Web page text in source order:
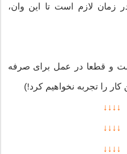
زمان لازم است تا این وان،
و قطعا در عمل برای صرفه
را تجربه نخواهیم کرد!)
↓↓↓↓
↓↓↓↓
↓↓↓↓